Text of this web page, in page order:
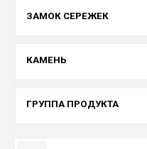
ЗАМОК СЕРЕЖЕК
КАМЕНЬ
ГРУППА ПРОДУКТА